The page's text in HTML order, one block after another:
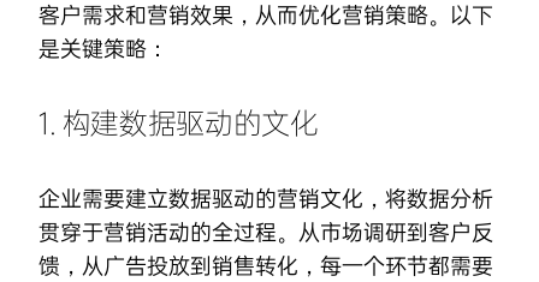
客户需求和营销效果，从而优化营销策略。以下
是关键策略：
1. 构建数据驱动的文化
企业需要建立数据驱动的营销文化，将数据分析
贯穿于营销活动的全过程。从市场调研到客户反
馈，从广告投放到销售转化，每一个环节都需要